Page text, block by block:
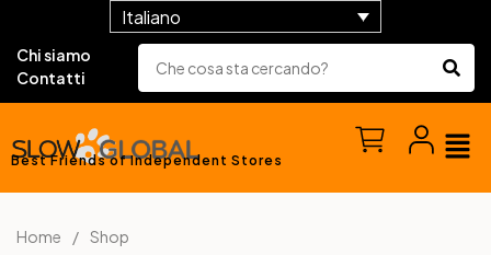
Italiano
Chi siamo
Contatti
Best Friends of Independent Stores
Home Shop